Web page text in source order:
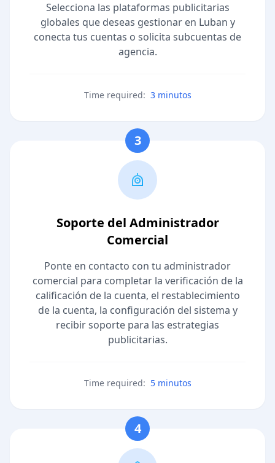
Selecciona las plataformas publicitarias
globales que deseas gestionar en Luban y
conecta tus cuentas o solicita subcuentas de
agencia.
Time required: 3 minutos
3
Soporte del Administrador
Comercial
Ponte en contacto con tu administrador
comercial para completar la verificación de la
calificación de la cuenta, el restablecimiento
de la cuenta, la configuración del sistema y
recibir soporte para las estrategias
publicitarias.
Time required: 5 minutos
4